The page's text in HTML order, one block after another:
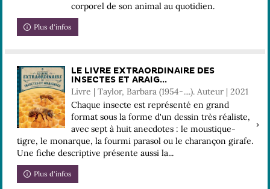
corporel de son animal au quotidien.
Plus d'infos
LE LIVRE EXTRAORDINAIRE DES
INSECTES ET ARAIG...
Livre | Taylor, Barbara (1954-....). Auteur | 2021
Chaque insecte est représenté en grand
format sous la forme d'un dessin très réaliste,
avec sept à huit anecdotes : le moustique-
tigre, le monarque, la fourmi parasol ou le charançon girafe.
Une fiche descriptive présente aussi la...
Plus d'infos